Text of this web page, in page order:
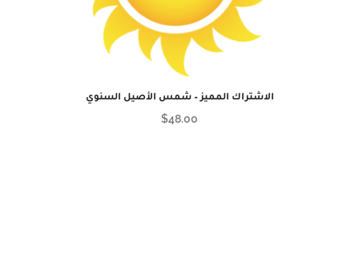
الاشتراك المميز – شمس الأصيل السنوي
$ 48.00